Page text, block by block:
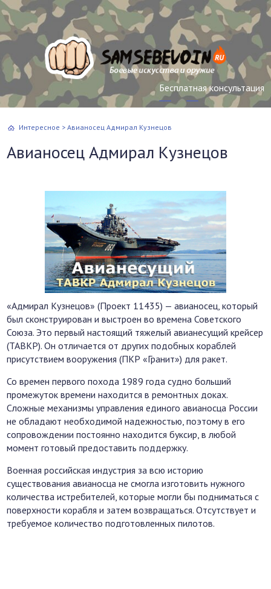
Бесплатная консультация
Интересное >Авианосец Адмирал Кузнецов
Авианосец Адмирал Кузнецов
«Адмирал Кузнецов» (Проект 11435) — авианосец, который
был сконструирован и выстроен во времена Советского
Союза. Это первый настоящий тяжелый авианесущий крейсер
(ТАВКР). Он отличается от других подобных кораблей
присутствием вооружения (ПКР «Гранит») для ракет.
Со времен первого похода 1989 года судно больший
промежуток времени находится в ремонтных доках.
Сложные механизмы управления единого авианосца России
не обладают необходимой надежностью, поэтому в его
сопровождении постоянно находится буксир, в любой
момент готовый предоставить поддержку.
Военная российская индустрия за всю историю
существования авианосца не смогла изготовить нужного
количества истребителей, которые могли бы подниматься с
поверхности корабля и затем возвращаться. Отсутствует и
требуемое количество подготовленных пилотов.